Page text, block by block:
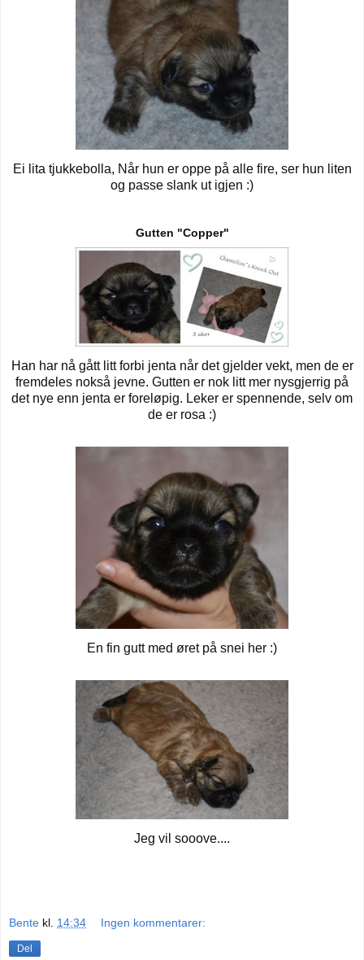
Ei lita tjukkebolla, Når hun er oppe på alle fire, ser hun liten
og passe slank ut igjen :)
Gutten "Copper"
Han har nå gått litt forbi jenta når det gjelder vekt, men de er
fremdeles nokså jevne. Gutten er nok litt mer nysgjerrig på
det nye enn jenta er foreløpig. Leker er spennende, selv om
de er rosa :)
En fin gutt med øret på snei her :)
Jeg vil sooove....
Bente kl. 14:34 Ingen kommentarer:
Del